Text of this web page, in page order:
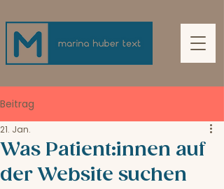
Beitrag
Was Patient:innen auf
der Website suchen
21. Jan.